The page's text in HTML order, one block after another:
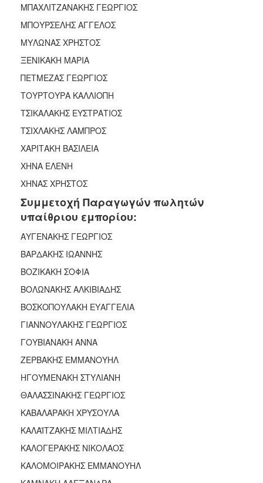
ΜΠΑΧΛΙΤΖΑΝΑΚΗΣ ΓΕΩΡΓΙΟΣ
ΜΠΟΥΡΣΕΛΗΣ ΑΓΓΕΛΟΣ
ΜΥΛΩΝΑΣ ΧΡΗΣΤΟΣ
ΞΕΝΙΚΑΚΗ ΜΑΡΙΑ
ΠΕΤΜΕΖΑΣ ΓΕΩΡΓΙΟΣ
ΤΟΥΡΤΟΥΡΑ ΚΑΛΛΙΟΠΗ
ΤΣΙΚΑΛΑΚΗΣ ΕΥΣΤΡΑΤΙΟΣ
ΤΣΙΧΛΑΚΗΣ ΛΑΜΠΡΟΣ
ΧΑΡΙΤΑΚΗ ΒΑΣΙΛΕΙΑ
ΧΗΝΑ ΕΛΕΝΗ
ΧΗΝΑΣ ΧΡΗΣΤΟΣ
Συμμετοχή Παραγωγών πωλητών
υπαίθριου εμπορίου:
ΑΥΓΕΝΑΚΗΣ ΓΕΩΡΓΙΟΣ
ΒΑΡΔΑΚΗΣ ΙΩΑΝΝΗΣ
ΒΟΖΙΚΑΚΗ ΣΟΦΙΑ
ΒΟΛΩΝΑΚΗΣ ΑΛΚΙΒΙΑΔΗΣ
ΒΟΣΚΟΠΟΥΛΑΚΗ ΕΥΑΓΓΕΛΙΑ
ΓΙΑΝΝΟΥΛΑΚΗΣ ΓΕΩΡΓΙΟΣ
ΓΟΥΒΙΑΝΑΚΗ ΑΝΝΑ
ΖΕΡΒΑΚΗΣ ΕΜΜΑΝΟΥΗΛ
ΗΓΟΥΜΕΝΑΚΗ ΣΤΥΛΙΑΝΗ
ΘΑΛΑΣΣΙΝΑΚΗΣ ΓΕΩΡΓΙΟΣ
ΚΑΒΑΛΑΡΑΚΗ ΧΡΥΣΟΥΛΑ
ΚΑΛΑΪΤΖΑΚΗΣ ΜΙΛΤΙΑΔΗΣ
ΚΑΛΟΓΕΡΑΚΗΣ ΝΙΚΟΛΑΟΣ
ΚΑΛΟΜΟΙΡΑΚΗΣ ΕΜΜΑΝΟΥΗΛ